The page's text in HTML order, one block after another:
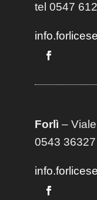
tel 0547
Forlì –
0543